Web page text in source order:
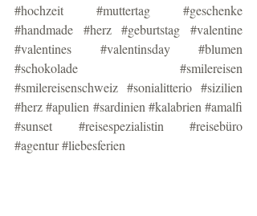
#hochzeit
#muttertag
#geschenke
#handmade
#herz #geburtstag
#valentine
#valentines
#valentinsday
#blumen
#schokolade
#smilereisen
#smilereisenschweiz #sonialitterio #sizilien
#herz #apulien #sardinien #kalabrien #amalfi
#sunset
#reisespezialistin
#reisebüro
#agentur#liebesferien